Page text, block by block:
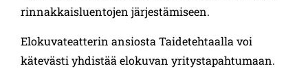
rinnakkaisluentojen järjestämiseen.
Elokuvateatterin ansiosta Taidetehtaalla voi
kätevästi yhdistää elokuvan yritystapahtumaan.